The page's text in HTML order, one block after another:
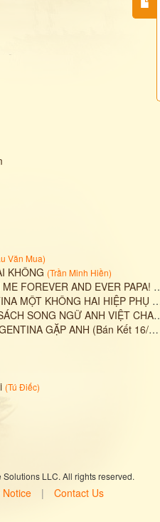
Văn Mua)
KHÔNG (Trần Minh Hiền)
BÊN ĐỜI) CỦA NGUYỄN THỊ PHƯƠNG HIỀN DỊCH GIẢ PHẠM VĂN BÂN
MỘT KHÔNG HAI HIỆP PHỤ (
FOREVER AND EVER PAPA CỦA NGUYỄN THỊ PHƯƠNG HIỀN DỊCH GIẢ PHẠM VĂN BÂN
GẶP ANH (Bán Kết 16/7/2026)
(Tú Điếc)
LLC. All rights reserved.
Notice | Contact Us